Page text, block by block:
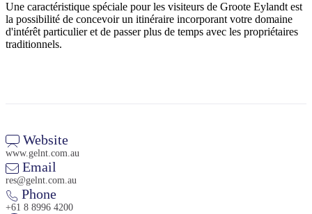
Une caractéristique spéciale pour les visiteurs de Groote Eylandt est
la possibilité de concevoir un itinéraire incorporant votre domaine
d'intérêt particulier et de passer plus de temps avec les propriétaires
traditionnels.
Website
www.gelnt.com.au
Email
res@gelnt.com.au
Phone
+61 8 8996 4200